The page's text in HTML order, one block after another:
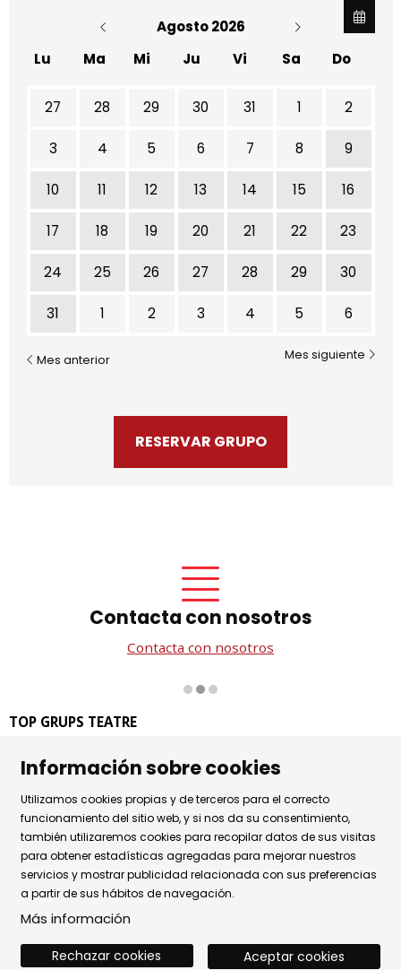
Agosto 2026
Lu
Ma Mi Ju Vi Sa Do
No hay ninguna actividad este mes
27 28 29 30 31 1 2
3 4 5 6 7 8 9
10 11 12 13 14 15 16
17 18 19 20 21 22 23
24 25 26 27 28 29 30
31 1 2 3 4 5 6
Mes anterior Mes siguiente
RESERVAR GRUPO
Contacta con nosotros
Contacta con nosotros
TOP GRUPS TEATRE
08002 Barcelona
Tel. 93 441 39 79
Horario de atención: de lunes a jueves de 9.30h a 17.30h
y viernes de 9.30 a 14.30h.
Sitemap | Aviso Legal | Uso de Cookies
|
Política de privacidad
| Contactar
Información sobre cookies
Utilizamos cookies propias y de terceros para el correcto
funcionamiento del sitio web, y si nos da su consentimiento,
también utilizaremos cookies para recopilar datos de sus visitas
para obtener estadísticas agregadas para mejorar nuestros
servicios y mostrar publicidad relacionada con sus preferencias
a partir de sus hábitos de navegación.
Más información
Aceptar cookies
Rechazar cookies